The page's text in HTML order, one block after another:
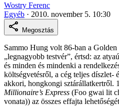
Wostry Ferenc
Egyéb · 2010. november 5. 10:30
Megosztás
Sammo Hung volt 86-ban a Golden
„legnagyobb testvér”, értsd: az
és minden és mindenki a
költségvetésről, a cég teljes díszlet-
akkori, hongkongi sztárállatkertről.
Millionaire’s Express (Foo gwai lit
vonata)) az összes effajta